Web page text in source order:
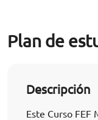
Plan de
Descripción
Este Curso FEF